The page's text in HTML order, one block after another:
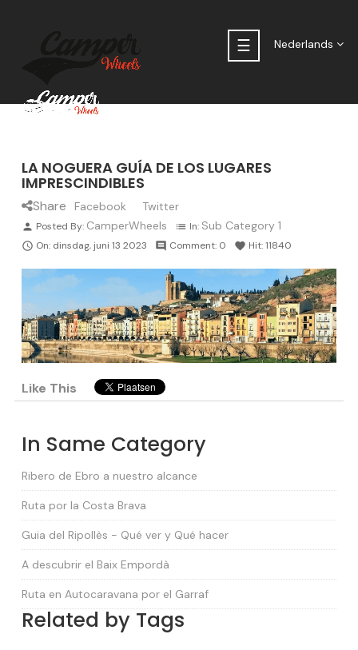
Toggle
navigation
☰ Nederlands
LA NOGUERA GUÍA DE LOS LUGARES
IMPRESCINDIBLES
Share Facebook Twitter
person Posted By: CamperWheels list In: Sub Category 1
 On: dinsdag, juni 13 2023 comment Comment: 0 favorite Hit:11840
Like This
In Same Category
Ribero de Ebro a nuestro alcance
Ruta por la Costa Brava
Guia del Ripollès - Qué ver y Qué hacer
A descubrir el Baix Empordà
Ruta en Autocaravana por el Garraf
Related by Tags